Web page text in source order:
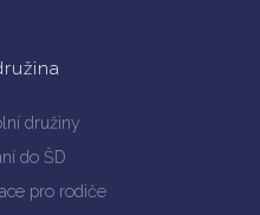
družiny
do ŠD
pro rodiče